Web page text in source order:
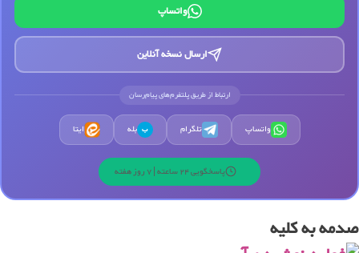
واتساپ
ارسال نسخه آنلاین
ارتباط از طریق پلتفرم‌های پیام‌رسان
واتساپ تلگرام ب بله ایتا
پاسخگویی 24 ساعته | 7 روز هفته
صدمه به کلیه